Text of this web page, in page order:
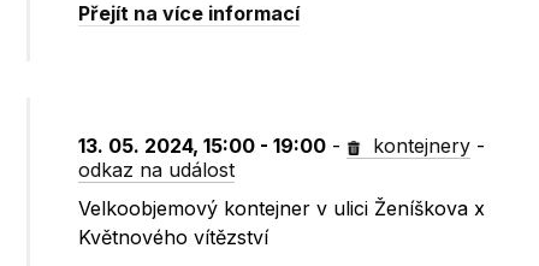
Přejít na více informací
13. 05. 2024, 15:00 - 19:00 - kontejnery -
odkaz na událost
Velkoobjemový kontejner v ulici Ženíškova x
Květnového vítězství